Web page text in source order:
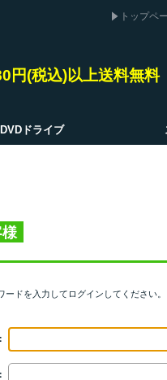
トップペ
円(税込)以上送料無料
ドライブ
ードを入力してログインしてください。